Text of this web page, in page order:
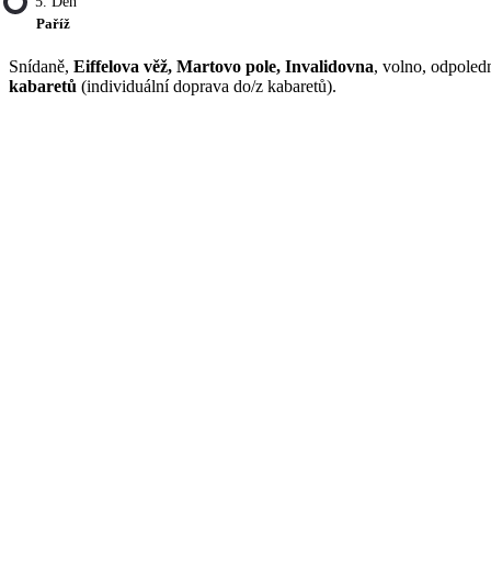
Paříž
Snídaně, Eiffelova věž, Martovo pole, Invalidovna, volno,
kabaretů (individuální doprava do/z kabaretů).